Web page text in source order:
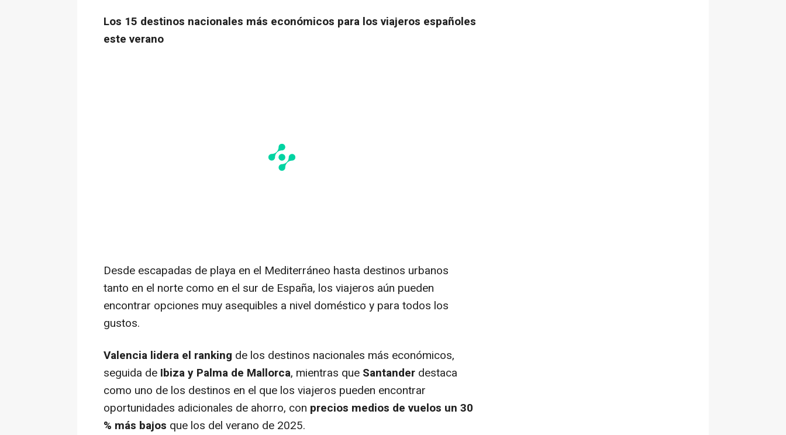
Los 15 destinos nacionales más económicos para los viajeros españoles
este verano
Desde escapadas de playa en el Mediterráneo hasta destinos urbanos
tanto en el norte como en el sur de España, los viajeros aún pueden
encontrar opciones muy asequibles a nivel doméstico y para todos los
gustos.
Valencia lidera el ranking de los destinos nacionales más económicos,
seguida de Ibiza y Palma de Mallorca, mientras que Santander destaca
como uno de los destinos en el que los viajeros pueden encontrar
oportunidades adicionales de ahorro, con precios medios de vuelos un 30
% más bajos que los del verano de 2025.